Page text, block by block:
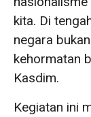
kita. Di
negara
kehormatan
Kasdim.
Kegiatan ini